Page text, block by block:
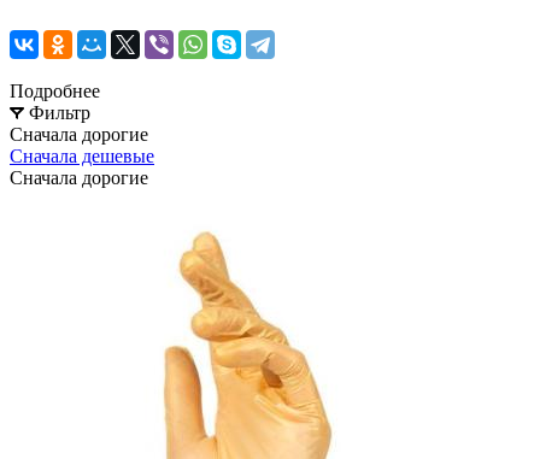
Подробнее
Фильтр
Сначала дорогие
Сначала дешевые
Сначала дорогие